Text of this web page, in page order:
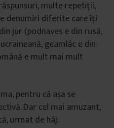
multe repetiții,
denumiri diferite care îți
jur (podnaves e din rusă,
geamlâc e din
e mult mai mult
pentru că așa se
Dar cel mai amuzant,
urmat de hâj.